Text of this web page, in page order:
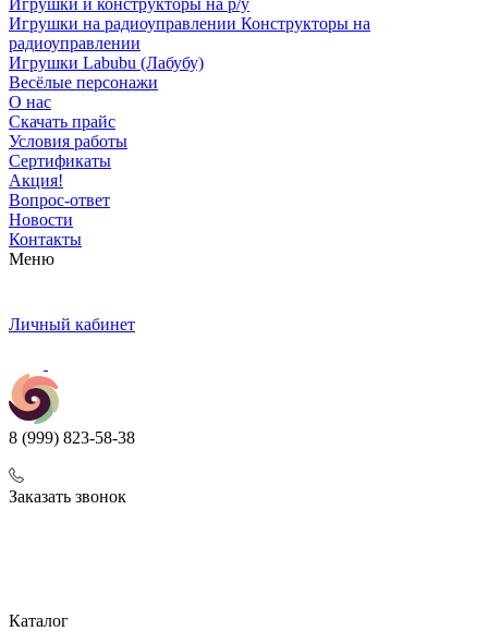
Игрушки и конструкторы на р/у
Игрушки на радиоуправлении Конструкторы на
радиоуправлении
Игрушки Labubu (Лабубу)
Весёлые персонажи
О нас
Скачать прайс
Условия работы
Сертификаты
Акция!
Вопрос-ответ
Новости
Контакты
Меню
Личный кабинет
8 (999) 823-58-38
Заказать звонок
Каталог